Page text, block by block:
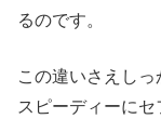
るのです。
この違いさえし
スピーディーにセ